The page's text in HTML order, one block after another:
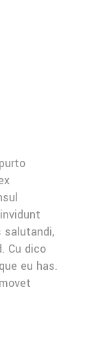
salutandi,
Cu dico
eu has.